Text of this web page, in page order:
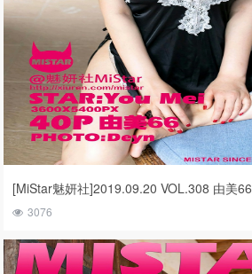
[MiStar魅妍社]2019.09.20 VOL.308 由美66
3076